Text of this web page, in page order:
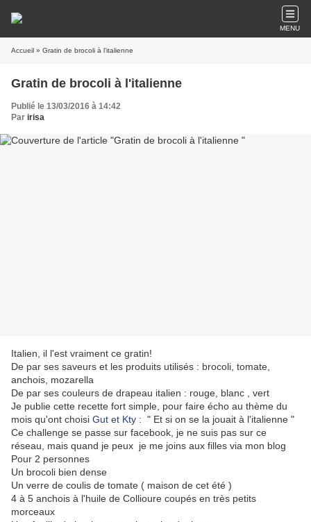
MENU
Accueil » Gratin de brocoli à l'italienne
Gratin de brocoli à l'italienne
Publié le 13/03/2016 à 14:42
Par irisa
Italien, il l'est vraiment ce gratin!
De par ses saveurs et les produits utilisés : brocoli, tomate,
anchois, mozarella
De par ses couleurs de drapeau italien : rouge, blanc , vert
Je publie cette recette fort simple, pour faire écho au thème du
mois qu'ont choisi Gut et Kty : " Et si on se la jouait à l'italienne "
Ce challenge se passe sur facebook, je ne suis pas sur ce
réseau, mais quand je peux je me joins aux filles via mon blog
Pour 2 personnes
Un brocoli bien dense
Un verre de coulis de tomate ( maison de cet été )
4 à 5 anchois à l'huile de Collioure coupés en très petits
morceaux